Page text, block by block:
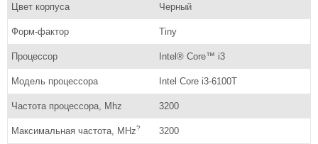
Цвет корпуса Черный
Форм-фактор Tiny
Процессор Intel® Core™ i3
Модель процессора Intel Core i3-6100T
Частота процессора, Mhz 3200
Максимальная частота, MHz? 3200